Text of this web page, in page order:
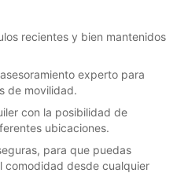
recientes y bien mantenidos
experto para
de movilidad.
con la posibilidad de
ubicaciones.
para que puedas
comodidad desde cualquier